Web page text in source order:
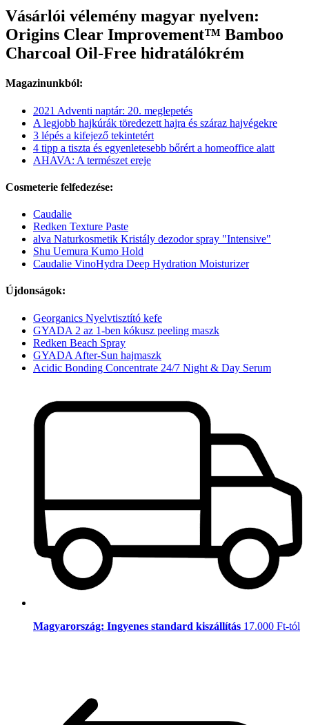
Vásárlói vélemény magyar nyelven:
Origins Clear Improvement™ Bamboo
Charcoal Oil-Free hidratálókrém
Magazinunkból:
2021 Adventi naptár: 20. meglepetés
A legjobb hajkúrák töredezett hajra és száraz hajvégekre
3 lépés a kifejező tekintetért
4 tipp a tiszta és egyenletesebb bőrért a homeoffice alatt
AHAVA: A természet ereje
Cosmeterie felfedezése:
Caudalie
Redken Texture Paste
alva Naturkosmetik Kristály dezodor spray "Intensive"
Shu Uemura Kumo Hold
Caudalie VinoHydra Deep Hydration Moisturizer
Újdonságok:
Georganics Nyelvtisztító kefe
GYADA 2 az 1-ben kókusz peeling maszk
Redken Beach Spray
GYADA After-Sun hajmaszk
Acidic Bonding Concentrate 24/7 Night & Day Serum
Magyarország: Ingyenes standard kiszállítás 17.000 Ft-tól